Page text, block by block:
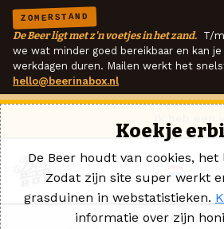
ZOMERSTAND
De Beer ligt met z'n voetjes in het zand. T/
we wat minder goed bereikbaar en kan
werkdagen duren. Mailen werkt het
hello@beerinabox.nl
Koekje
De Beer houdt van cookies,
Zodat zijn site super werkt
grasduinen in webstatistieken.
informatie over zijn